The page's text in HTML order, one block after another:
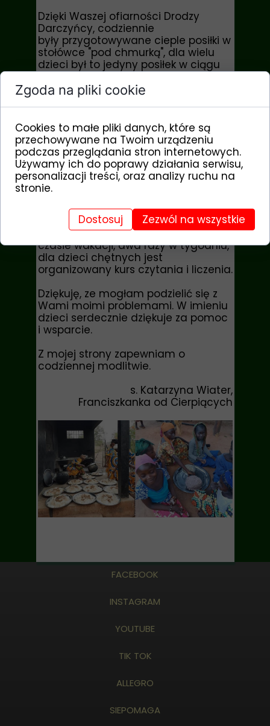
Dzięki Waszej ofiarności Drodzy
Darczyńcy, codziennie
były przygotowywane cieple posiłki w
stołówce "pod chmurką", dla wielu
dzieci był to jedyny posiłek w ciągu
dnia. Także chłopcy mieli swój
udział w kuchni (absolutna domena
żeńska). Udowodnili, ze
przygotować pyszny sos.
W razie choroby dzieci miały
zapewnioną pomoc medyczną,
zostały zaopatrzone w niezbędne
ubrania, buty, kostiumy
także pomoc rodzinie np. przy
zasianiu pola, budowie domu (w
zależności od potrzeb). Teraz w
czasie wakacji, dwa razy w tygodniu,
dla dzieci chętnych jest
organizowany kurs czytania i liczenia.
Dziękuję, ze mogłam podzielić się z
Wami moimi problemami. W imieniu
dzieci serdecznie dziękuje za pomoc
i wsparcie.
Z mojej strony zapewniam o
codziennej modlitwie.
s. Katarzyna Wiater,
Franciszkanka od Cierpiących
FACEBOOK
INSTAGRAM
YOUTUBE
TIK TOK
ALLEGRO
SIEPOMAGA
Zgoda na pliki cookie
Cookies to małe pliki danych, które są
przechowywane na Twoim urządzeniu
podczas przeglądania stron internetowych.
Używamy ich do poprawy działania serwisu,
personalizacji treści, oraz analizy ruchu na
stronie.
Dostosuj Zezwól na wszystkie